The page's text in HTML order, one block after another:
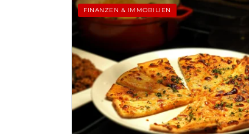
FINANZEN & IMMOBILIEN